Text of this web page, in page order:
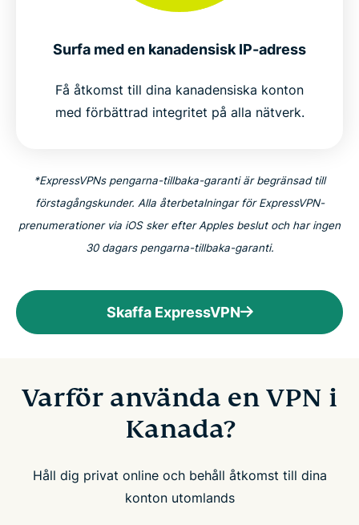
Varför miljoner väljer ExpressVPN
ExpressVPN för alla länder
Surfa med en kanadensisk IP-adress
Få åtkomst till dina kanadensiska konton
med förbättrad integritet på alla nätverk.
*ExpressVPNs pengarna-tillbaka-garanti är begränsad till
förstagångskunder. Alla återbetalningar för ExpressVPN-
prenumerationer via iOS sker efter Apples beslut och har ingen
30 dagars pengarna-tillbaka-garanti.
Skaffa ExpressVPN
Varför använda en VPN i
Kanada?
Håll dig privat online och behåll åtkomst till dina
konton utomlands